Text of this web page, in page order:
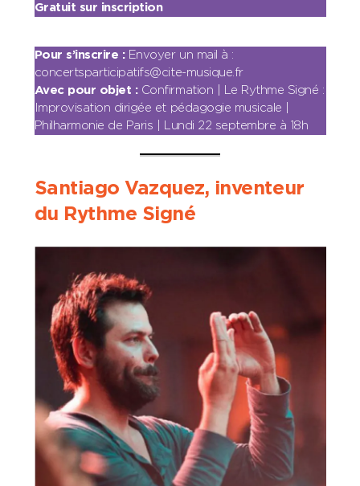
Gratuit sur inscription
Pour s’inscrire :Envoyer un mail à :
concertsparticipatifs@cite-musique.fr
Avec pour objet : Confirmation | Le Rythme Signé :
Improvisation dirigée et pédagogie musicale |
Philharmonie de Paris | Lundi 22 septembre à 18h
Santiago Vazquez, inventeur
du Rythme Signé